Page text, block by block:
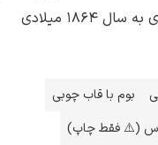
۱۸۶۴ میلادی
بوم با قاب چوبی
(⚠️ فقط چاپ)